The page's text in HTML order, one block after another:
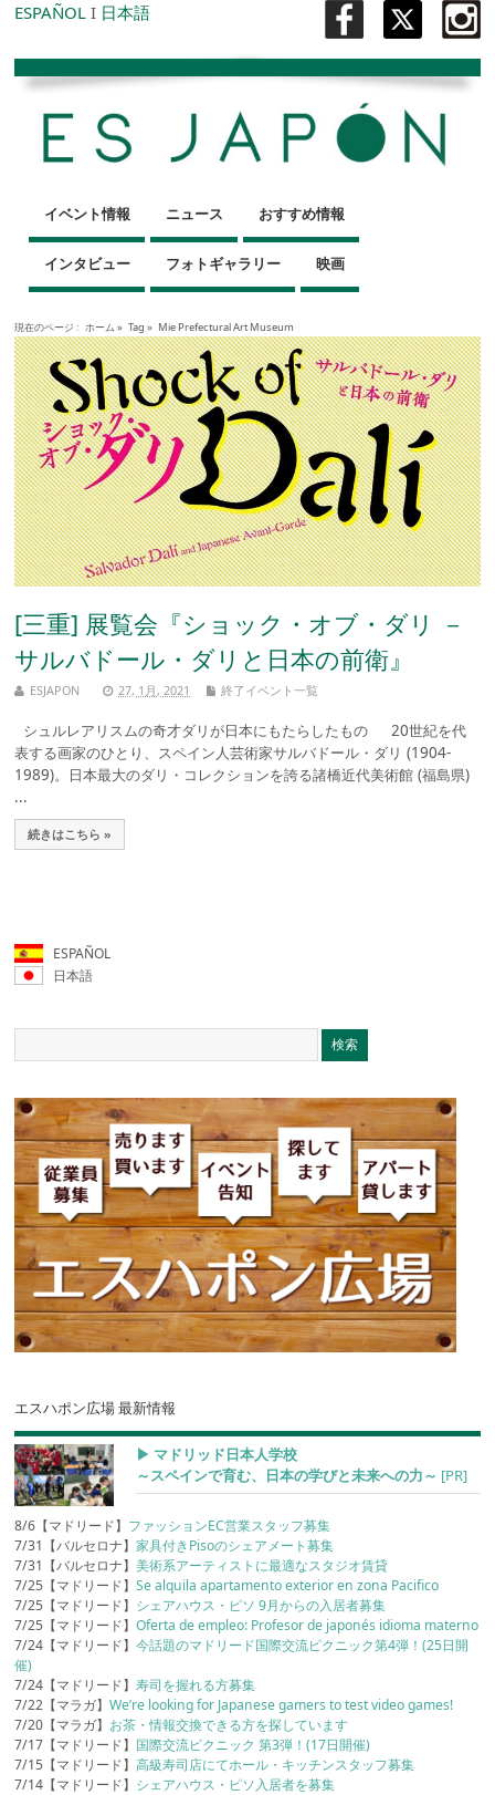
ESPAÑOL I 日本語
イベント情報 ニュース おすすめ情報
インタビュー フォトギャラリー 映画
現在のページ : ホーム » Tag » Mie Prefectural Art Museum
[三重] 展覧会『ショック・オブ・ダリ －
サルバドール・ダリと日本の前衛』
ESJAPON 27, 1月, 2021 終了イベント一覧
シュルレアリスムの奇才ダリが日本にもたらしたもの 20世紀を代
表する画家のひとり、スペイン人芸術家サルバドール・ダリ (1904-
1989)。日本最大のダリ・コレクションを誇る諸橋近代美術館 (福島県)
...
続きはこちら »
ESPAÑOL
日本語
エスハポン広場 最新情報
▶︎ マドリッド日本人学校
～スペインで育む、日本の学びと未来への力～ [PR]
8/6【マドリード】 ファッションEC営業スタッフ募集
7/31【バルセロナ】家具付きPisoのシェアメート募集
7/31【バルセロナ】美術系アーティストに最適なスタジオ賃貸
7/25【マドリード】Se alquila apartamento exterior en zona Pacifico
7/25【マドリード】 シェアハウス・ピソ 9月からの入居者募集
7/25【マドリード】Oferta de empleo: Profesor de japonés idioma materno
7/24【マドリード】今話題のマドリード国際交流ピクニック第4弾！(25日開
催)
7/24【マドリード】寿司を握れる方募集
7/22【マラガ】We’re looking for Japanese gamers to test video games!
7/20【マラガ】 お茶・情報交換できる方を探しています
7/17【マドリード】 国際交流ピクニック 第3弾！(17日開催)
7/15【マドリード】高級寿司店にてホール・キッチンスタッフ募集
7/14【マドリード】 シェアハウス・ピソ入居者を募集